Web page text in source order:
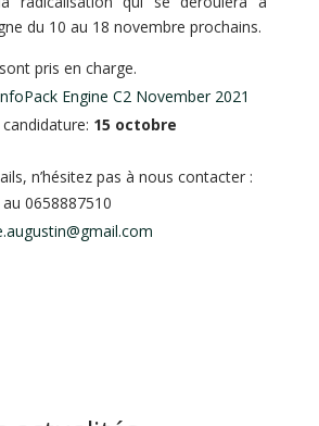
du 10 au 18 novembre prochains.
pris en charge.
Engine C2 November 2021
15 octobre
n’hésitez pas à nous contacter :
0658887510